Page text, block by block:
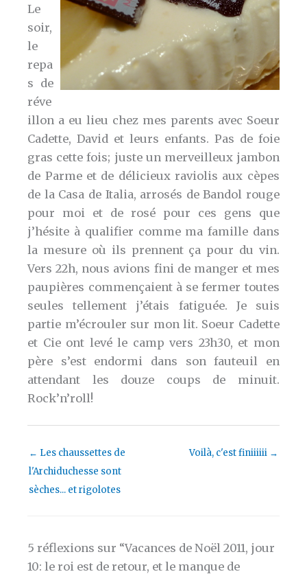
Le
soir,
le
repa
s de
réve
illon a eu lieu chez mes parents avec Soeur
Cadette, David et leurs enfants. Pas de foie
gras cette fois; juste un merveilleux jambon
de Parme et de délicieux raviolis aux cèpes
de la Casa de Italia, arrosés de Bandol rouge
pour moi et de rosé pour ces gens que
j’hésite à qualifier comme ma famille dans
la mesure où ils prennent ça pour du vin.
Vers 22h, nous avions fini de manger et mes
paupières commençaient à se fermer toutes
seules tellement j’étais fatiguée. Je suis
partie m’écrouler sur mon lit. Soeur Cadette
et Cie ont levé le camp vers 23h30, et mon
père s’est endormi dans son fauteuil en
attendant les douze coups de minuit.
Rock’n’roll!
← Les chaussettes de
l'Archiduchesse sont
sèches... et rigolotes
Voilà, c'est finiiiiii →
5 réflexions sur “Vacances de Noël 2011, jour
10: le roi est de retour, et le manque de